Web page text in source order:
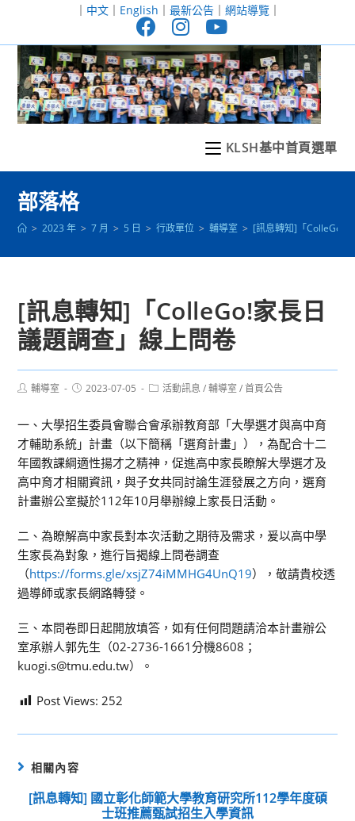
至
｜ 中文｜ English ｜ 最新公告｜ 網站導覽｜
KLSH基中首頁選單
部落格
> 2023 年 > 7 月 > 5 日 > 行政單位 > 輔導室 > [訊息轉知]「ColleGo!
[訊息轉知]「ColleGo!家長日
議題調查」線上問卷
Post輔導室
Post2023-07-05
Post活動訊息 / 輔導室 / 首頁公告
一、大學招生委員會聯合會承辦教育部「大學選才與高中育
才輔助系統」計畫（以下簡稱「選育計畫」），為配合十二
年國教課綱適性揚才之精神，促進高中家長瞭解大學選才及
高中育才相關資訊，與子女共同討論生涯發展之方向，選育
計畫辦公室擬於112年10月舉辦線上家長日活動。
二、為瞭解高中家長對本次活動之期待及需求，爰以高中學
生家長為對象，進行旨揭線上問卷調查
（https://forms.gle/xsjZ74iMMHG4UnQ19），敬請貴校透
過導師或家長網路轉發。
三、本問卷即日起開放填答，如有任何問題請洽本計畫辦公
室承辦人郭先生（02-2736-1661分機8608；
kuogi.s@tmu.edu.tw）。
Post Views: 252
相關內容
[訊息轉知] 國立彰化師範大學教育研究所112學年度碩
士班推薦甄試招生入學資訊